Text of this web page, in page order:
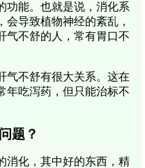
功能。也就是说，消化系
导致植物神经的紊乱，
气不舒的人，常有胃口不
气不舒有很大关系。这在
年吃泻药，但只能治标不
题？
消化，其中好的东西，精